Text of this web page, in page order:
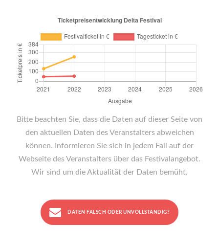
Bitte beachten Sie, dass die Daten auf dieser Seite von
den aktuellen Daten des Veranstalters abweichen
können. Informieren Sie sich in jedem Fall auf der
Webseite des Veranstalters über das Festivalangebot.
Wir sind um die Aktualität der Daten bemüht.
DATEN FALSCH ODER UNVOLLSTÄNDIG?